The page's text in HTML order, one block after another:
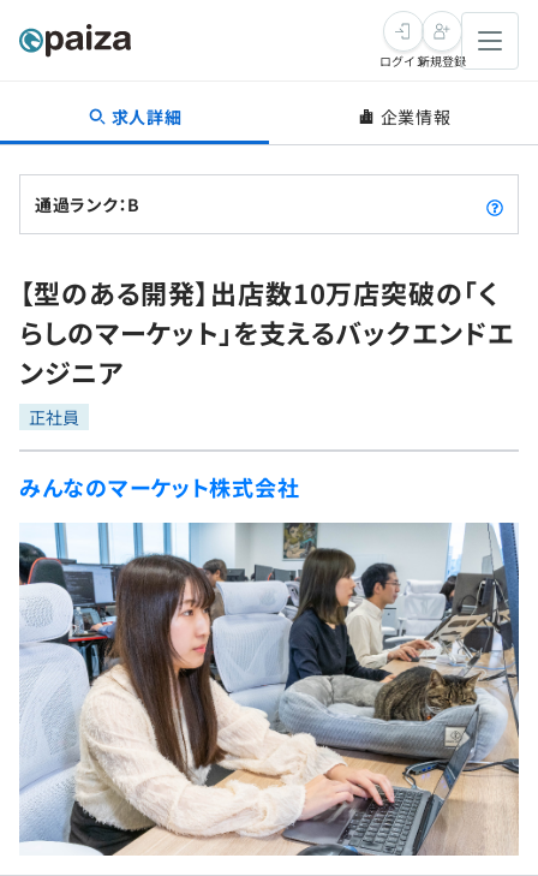
転職・キャリア
転職成功ガイド
転職エージェント
インタビュー
転職成功ガイド
新卒就活
求人検索
本選考
インターン
新卒エージェント
イベント・セミナー
インタビュー
就活成功ガイド
学習
問題集
4択課題
ナレッジ
リファレンス
プラン
個人向けプラン
法人向けプラン
学校向けプラン
プログラミング言語
評価結果一覧
再チャレンジ結果一覧
ゲーム・マンガ
Tech Team Journal
paiza times
note
paizaとは？
ログイン新規登録
求人詳細 企業情報
通過ランク：B
【型のある開発】出店数10万店突破の「く
らしのマーケット」を支えるバックエンドエ
ンジニア
正社員
みんなのマーケット株式会社